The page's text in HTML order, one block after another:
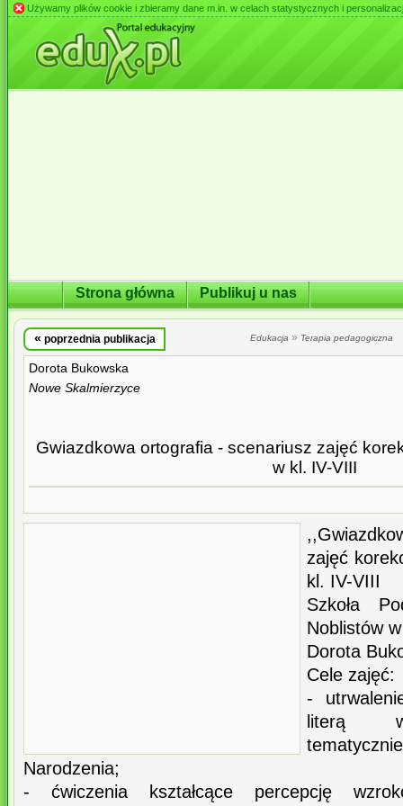
Używamy plików cookie i zbieramy dane m.in. w celach statystycznych i
Strona główna Publikuj u nas
« poprzednia publikacja Edukacja » Terapia pedagogiczna
Dorota Bukowska
Nowe Skalmierzyce
Gwiazdkowa ortografia - scenariusz zajęć
w kl. IV-VIII
zajęć
kl. IV-VIII
Szkoła
Noblistów
Dorota
Cele zajęć:
-
literą
Narodzenia;
- ćwiczenia kształcące percepcję